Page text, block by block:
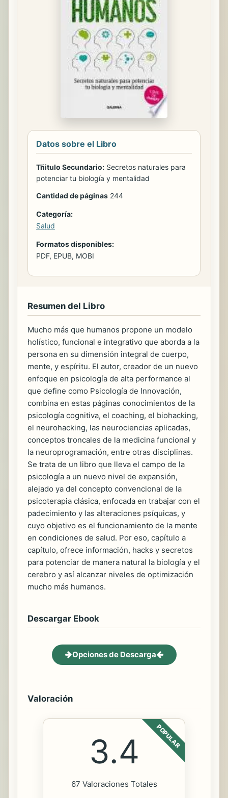
Datos sobre el Libro
Tñitulo Secundario: Secretos naturales para
potenciar tu biología y mentalidad
Cantidad de páginas 244
Categoría:
Salud
Formatos disponibles:
PDF, EPUB, MOBI
Resumen del Libro
Mucho más que humanos propone un modelo
holístico, funcional e integrativo que aborda a la
persona en su dimensión integral de cuerpo,
mente, y espíritu. El autor, creador de un nuevo
enfoque en psicología de alta performance al
que define como Psicología de Innovación,
combina en estas páginas conocimientos de la
psicología cognitiva, el coaching, el biohacking,
el neurohacking, las neurociencias aplicadas,
conceptos troncales de la medicina funcional y
la neuroprogramación, entre otras disciplinas.
Se trata de un libro que lleva el campo de la
psicología a un nuevo nivel de expansión,
alejado ya del concepto convencional de la
psicoterapia clásica, enfocada en trabajar con el
padecimiento y las alteraciones psíquicas, y
cuyo objetivo es el funcionamiento de la mente
en condiciones de salud. Por eso, capítulo a
capítulo, ofrece información, hacks y secretos
para potenciar de manera natural la biología y el
cerebro y así alcanzar niveles de optimización
mucho más humanos.
Descargar Ebook
Opciones de Descarga
Valoración
POPULAR
3.4
67 Valoraciones Totales